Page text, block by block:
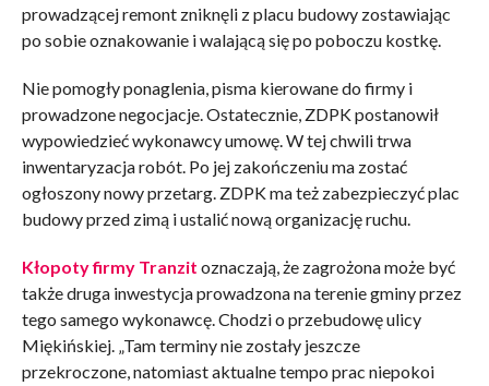
prowadzącej remont zniknęli z placu budowy zostawiając
po sobie oznakowanie i walającą się po poboczu kostkę.
Nie pomogły ponaglenia, pisma kierowane do firmy i
prowadzone negocjacje. Ostatecznie, ZDPK postanowił
wypowiedzieć wykonawcy umowę. W tej chwili trwa
inwentaryzacja robót. Po jej zakończeniu ma zostać
ogłoszony nowy przetarg. ZDPK ma też zabezpieczyć plac
budowy przed zimą i ustalić nową organizację ruchu.
Kłopoty firmy Tranzit oznaczają, że zagrożona może być
także druga inwestycja prowadzona na terenie gminy przez
tego samego wykonawcę. Chodzi o przebudowę ulicy
Miękińskiej. „Tam terminy nie zostały jeszcze
przekroczone, natomiast aktualne tempo prac niepokoi